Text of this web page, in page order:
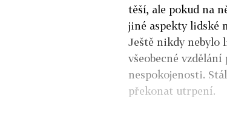
těší, ale pokud na
jiné aspekty lidské
Ještě nikdy nebylo
všeobecné
nespokojenosti.
překonat utrpení.